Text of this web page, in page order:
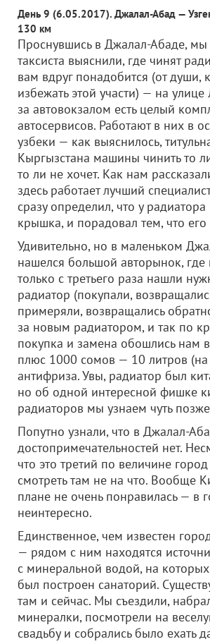
День 9 (6.05.2017). Джалал-Абад —
130 км
Проснувшись в Джалал-Абаде, мы
таксиста выяснили, где чинят
вам вдруг понадобится (от души,
избежать этой участи) — на
за автовокзалом есть целый
автосервисов. Работают в них в
узбеки — как выяснилось,
Кыргызстана машины чинить то
то ли не хочет. Как нам
здесь работает лучший
сразу определил, что у радиатора
крышка, и порадовал тем, что
Удивительно, но в маленьком
нашелся большой авторынок,
только с третьего раза нашли
радиатор (покупали,
примеряли, возвращались
за новым радиатором, и так по
покупка и замена обошлись нам
плюс 1000 сомов — 10 литров (на
антифриза. Увы, радиатор был
но об одной интересной фишке
радиаторов мы узнаем чуть
Попутно узнали, что в Джалал-
достопримечательностей нет.
что это третий по величине
смотреть там не на что. Вообще
плане не очень понравилась — в
неинтересно.
Единственное, чем известен
— рядом с ним находятся
с минеральной водой, на
был построен санаторий.
там и сейчас. Мы съездили,
минералки, посмотрели на
свадьбу и собрались было ехать